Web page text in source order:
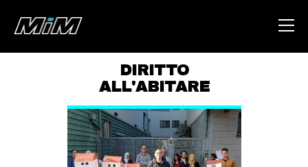
HOME
ABOUT
AREA
DIRITTO
ALL'ABITARE